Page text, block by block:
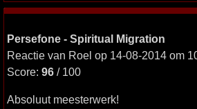
Persefone - Spiritual Migration
Reactie van Roel op 14-08-2014 om
Score: 96 / 100
Absoluut meesterwerk!